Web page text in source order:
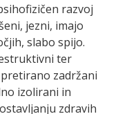
razvoj
jezni, imajo
slabo spijo.
ter
zadržani
izolirani in
zdravih